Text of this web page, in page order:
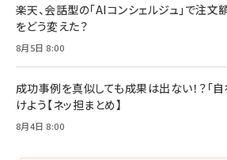
楽天、会話型の「AIコンシェルジュ」で注
をどう変えた？
8月5日 8:00
成功事例を真似しても成果は出ない！？「
けよう【ネッ担まとめ】
8月4日 8:00